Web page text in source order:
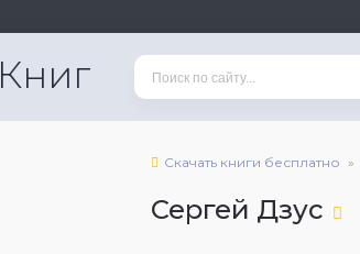
Книг
Скачать книги бесплатно
Сергей Дзус